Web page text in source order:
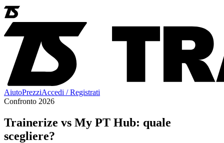
AiutoPrezziAccedi / Registrati
Confronto 2026
Trainerize vs My PT Hub: quale
scegliere?